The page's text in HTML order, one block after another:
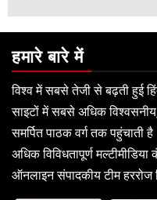
हमारे बारे में
विश्व में सबसे तेजी से बढ़ती हुई
साइटों में सबसे अधिक
समर्पित पाठक वर्ग तक पहुंचाती
अधिक विविधतापूर्ण
ऑनलाइन संपादकीय टीम